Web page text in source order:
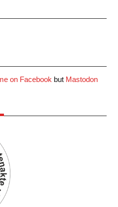
but Mastodon